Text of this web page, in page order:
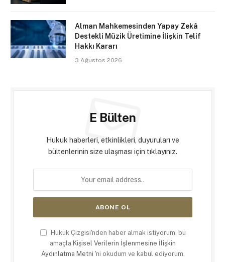
Alman Mahkemesinden Yapay Zekâ
Destekli Müzik Üretimine İlişkin Telif
Hakkı Kararı
3 Ağustos 2026
E Bülten
Hukuk haberleri, etkinlikleri, duyuruları ve
bültenlerinin size ulaşması için tıklayınız.
Hukuk Çizgisi'nden haber almak istiyorum, bu
amaçla Kişisel Verilerin İşlenmesine İlişkin
Aydınlatma Metni 'ni okudum ve kabul ediyorum.